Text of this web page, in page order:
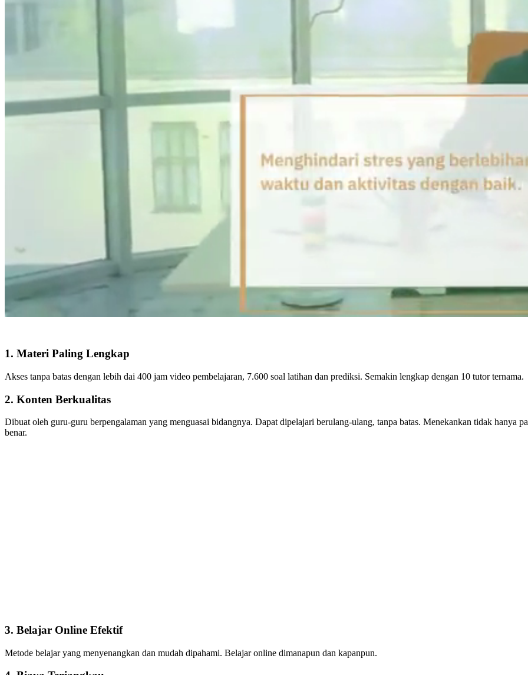
1. Materi Paling Lengkap
Akses tanpa batas dengan lebih dai 400 jam video pembelajaran, 7.600 soal latihan dan prediksi. Semakin lengkap dengan 10 tutor ternama.
2. Konten Berkualitas
Dibuat oleh guru-guru berpengalaman yang menguasai bidangnya. Dapat dipelajari berulang-ulang, tanpa batas. Menekankan tidak hanya
benar.
3. Belajar Online Efektif
Metode belajar yang menyenangkan dan mudah dipahami. Belajar online dimanapun dan kapanpun.